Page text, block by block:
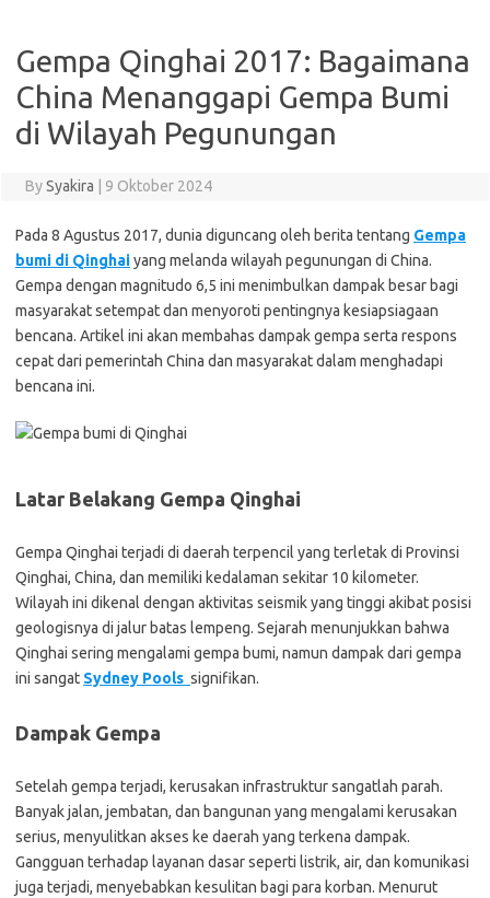
Gempa Qinghai 2017: Bagaimana
China Menanggapi Gempa Bumi
di Wilayah Pegunungan
BySyakira 9 Oktober 2024
Pada 8 Agustus 2017, dunia diguncang oleh berita tentang Gempa
bumi di Qinghaiyang melanda wilayah pegunungan di China.
Gempa dengan magnitudo 6,5 ini menimbulkan dampak besar bagi
masyarakat setempat dan menyoroti pentingnya kesiapsiagaan
bencana. Artikel ini akan membahas dampak gempa serta respons
cepat dari pemerintah China dan masyarakat dalam menghadapi
bencana ini.
Latar Belakang Gempa Qinghai
Gempa Qinghai terjadi di daerah terpencil yang terletak di Provinsi
Qinghai, China, dan memiliki kedalaman sekitar 10 kilometer.
Wilayah ini dikenal dengan aktivitas seismik yang tinggi akibat posisi
geologisnya di jalur batas lempeng. Sejarah menunjukkan bahwa
Qinghai sering mengalami gempa bumi, namun dampak dari gempa
ini sangat Sydney Pools signifikan.
Dampak Gempa
Setelah gempa terjadi, kerusakan infrastruktur sangatlah parah.
Banyak jalan, jembatan, dan bangunan yang mengalami kerusakan
serius, menyulitkan akses ke daerah yang terkena dampak.
Gangguan terhadap layanan dasar seperti listrik, air, dan komunikasi
juga terjadi, menyebabkan kesulitan bagi para korban. Menurut